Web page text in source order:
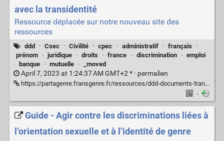
avec la transidentité
Ressource déplacée sur notre nouveau site des
ressources
ddd · Csec · Civilité · cpec · administratif · français
·
prénom
· juridique · droits · france · discrimination · emploi
·
banque · mutuelle · _moved
April 7, 2023 at 1:24:37 AM GMT+2 * · permalien
https://partagenre.fransgenre.fr/ressources/ddd-documents-transidentite
·
Guide - Agir contre les discriminations liées à
l’orientation sexuelle et à l’identité de genre